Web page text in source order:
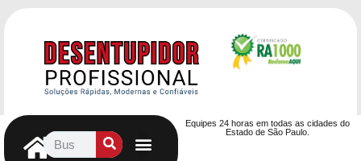
Equipes 24 horas em todas as cidades do
Estado de São Paulo.